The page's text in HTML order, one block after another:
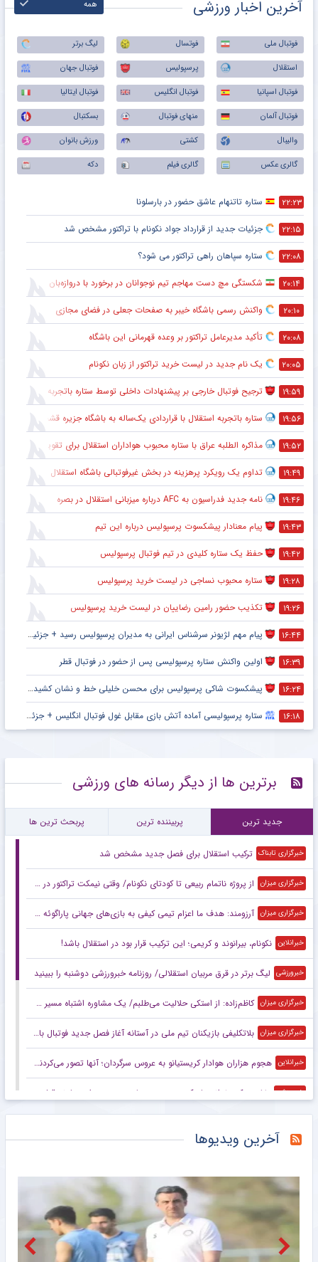
آخرین اخبار ورزشی همه
فوتبال ملی فوتسال
لیگ برتر
استقلال
پرسپولیس
فوتبال جهان
فوتبال اسپانیا
فوتبال انگلیس
فوتبال ایتالیا
فوتبال آلمان
منهای فوتبال
بسکتبال
والیبال
کشتی
ورزش بانوان
گالری عکس
گالری فیلم دکه
۲۲:۲۳ ستاره تاتنهام عاشق حضور در بارسلونا
۲۲:۱۵ جزئیات جدید از قرارداد جواد نکونام با تراکتور مشخص شد
۲۲:۰۸ ستاره سپاهان راهی تراکتور می شود؟
۲۰:۱۴ شکستگی مچ دست مهاجم تیم نوجوانان در برخورد با دروازه‌بان
۲۰:۱۰ واکنش رسمی باشگاه خیبر به صفحات جعلی در فضای مجازی
۲۰:۰۸ تأکید مدیرعامل تراکتور بر وعده قهرمانی این باشگاه
۲۰:۰۵ یک نام جدید در لیست خرید تراکتور از زبان نکونام
۱۹:۵۹ ترجیح فوتبال خارجی بر پیشنهادات داخلی توسط ستاره باتجربه
۱۹:۵۶ ستاره باتجربه استقلال با قراردادی یک‌ساله به باشگاه جزیره قشم پیوست
۱۹:۵۲ مذاکره الطلبه عراق با ستاره محبوب هواداران استقلال برای تقویت خط دفاعی
۱۹:۴۹ تداوم یک رویکرد پرهزینه در بخش غیرفوتبالی باشگاه استقلال
۱۹:۴۶ نامه جدید فدراسیون به AFC درباره میزبانی استقلال در بصره
۱۹:۴۳ پیام معنادار پیشکسوت پرسپولیس درباره این تیم
۱۹:۴۲ حفظ یک ستاره کلیدی در تیم فوتبال پرسپولیس
۱۹:۲۸ ستاره محبوب نساجی در لیست خرید پرسپولیس
۱۹:۲۶ تکذیب حضور رامین رضاییان در لیست خرید پرسپولیس
۱۶:۴۴ پیام مهم لژیونر سرشناس ایرانی به مدیران پرسپولیس رسید + جزئیات
۱۶:۳۹ اولین واکنش ستاره پرسپولیسی پس از حضور در فوتبال قطر
۱۶:۲۴ پیشکسوت شاکی پرسپولیس برای محسن خلیلی خط و نشان کشید + جزئیات
۱۶:۱۸ ستاره پرسپولیسی آماده آتش بازی مقابل غول فوتبال انگلیس + جزئیات
برترین ها از دیگر رسانه های ورزشی
جدید ترین پربیننده ترین پربحث ترین ها
خبرگزاری تابناک ترکیب استقلال برای فصل جدید مشخص شد
خبرگزاری میزان از پروژه ناتمام ربیعی تا کودتای نکونام/ وقتی نیمکت تراکتور در یک شب زیرورو شد
خبرگزاری میزان آرزومند: هدف ما اعزام تیمی کیفی به بازی‌های جهانی پاراگوئه است/ هنوز به شرایط ایده‌آل نرسیده‌ایم
خبرانلاین نکونام، بیرانوند و کریمی؛ این ترکیب قرار بود در استقلال باشد!
خبرورزشی لیگ برتر در قرق مربیان استقلالی/ روزنامه خبرورزشی دوشنبه را ببینید
خبرگزاری میزان کاظم‌زاده: از استکی حلالیت می‌طلبم/ یک مشاوره اشتباه مسیر قهرمانی من را تغییر داد
خبرگزاری میزان بلاتکلیفی بازیکنان تیم ملی در آستانه آغاز فصل جدید فوتبال باشگاهی/ سردرد لژیونر‌ها و کاپیتان‌های بدون تیم
خبرانلاین هجوم هزاران هوادار کریستیانو به عروس سرگردان؛ آنها تصور می‌کردند مراسم ازدواج رونالدو و جورجینا است!
خبرورزشی بغض و کری‌خوانی بازیکن جدید پرسپولیس: به مهرداد میناوند قول دادم!/ پرسپولیس خودش قرعه مرگ است +ویدیو
خبرورزشی رکورد ربیعی و تجربه تلخی که دوباره تکرار شد؛ کار کردن با پولداران فوتبال ایران کار هر کسی نیست!
باشگاه خبرنگاران جوان جدایی بازیکن پاراگوئه‌ای از چادرملو
باشگاه خبرنگاران جوان کادرفنی خطیبی در فجرسپاسی تکمیل شد + عکس
آخرین ویدیوها